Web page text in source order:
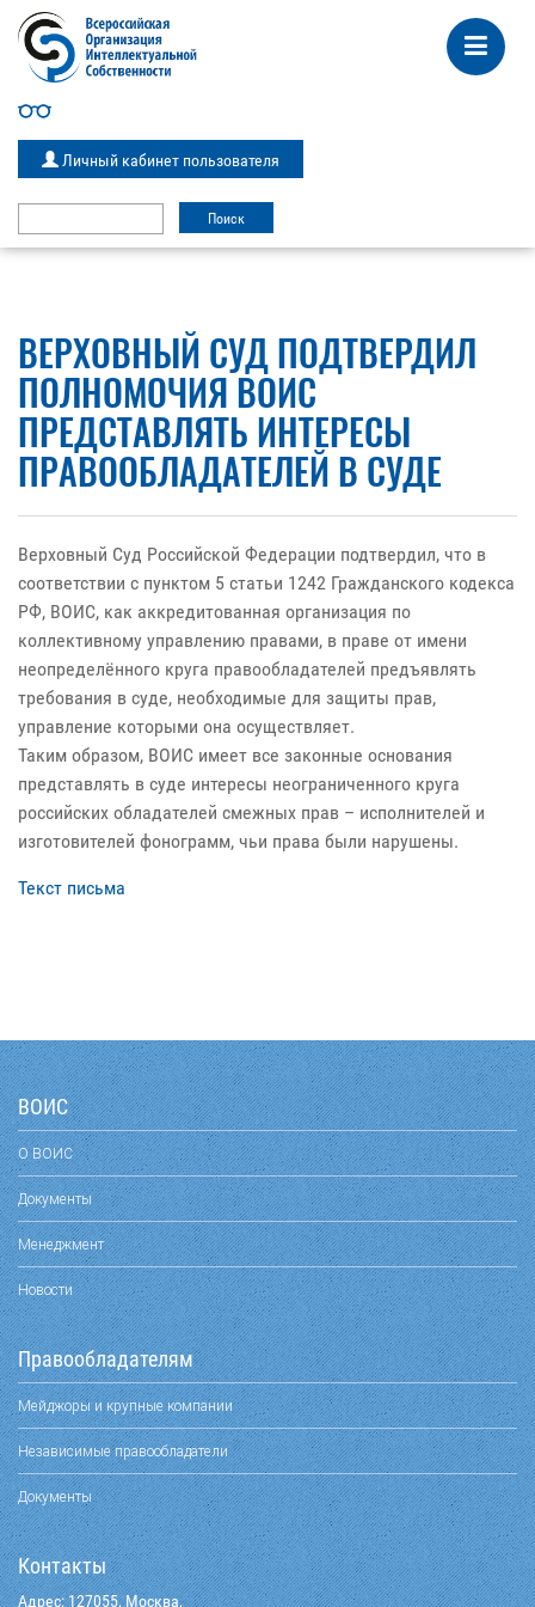
Личный кабинет пользователя
ВЕРХОВНЫЙ СУД ПОДТВЕРДИЛ
ПОЛНОМОЧИЯ ВОИС
ПРЕДСТАВЛЯТЬ ИНТЕРЕСЫ
ПРАВООБЛАДАТЕЛЕЙ В СУДЕ
Верховный Суд Российской Федерации подтвердил, что в
соответствии с пунктом 5 статьи 1242 Гражданского кодекса
РФ, ВОИС, как аккредитованная организация по
коллективному управлению правами, в праве от имени
неопределённого круга правообладателей предъявлять
требования в суде, необходимые для защиты прав,
управление которыми она осуществляет.
Таким образом, ВОИС имеет все законные основания
представлять в суде интересы неограниченного круга
российских обладателей смежных прав – исполнителей и
изготовителей фонограмм, чьи права были нарушены.
Текст письма
ВОИС
О ВОИС
Документы
Менеджмент
Новости
Правообладателям
Мейджоры и крупные компании
Независимые правообладатели
Документы
Контакты
Адрес: 127055, Москва,